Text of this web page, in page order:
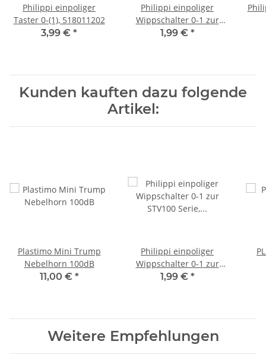
Philippi einpoliger
Taster 0-(1), 518011202
3,99 € *
Philippi einpoliger
Wippschalter 0-1 zur
STV100 Serie, 518011102
1,99 € *
Kunden kauften dazu folgende
Artikel:
Plastimo Mini Trump
Nebelhorn 100dB
11,00 € *
Philippi einpoliger
Wippschalter 0-1 zur
STV100 Serie, 518011102
1,99 € *
Weitere Empfehlungen